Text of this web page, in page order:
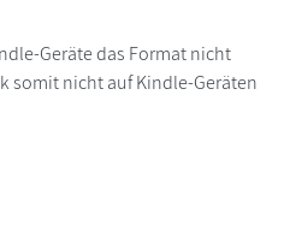
Geräte das Format nicht
somit nicht auf Kindle-Geräten